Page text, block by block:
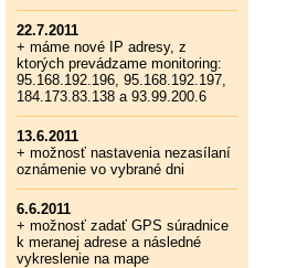
22.7.2011
+ máme nové IP adresy, z
ktorých prevádzame monitoring:
95.168.192.196, 95.168.192.197,
184.173.83.138 a 93.99.200.6
13.6.2011
+ možnosť nastavenia nezasílaní
oznámenie vo vybrané dni
6.6.2011
+ možnosť zadať GPS súradnice
k meranej adrese a následné
vykreslenie na mape